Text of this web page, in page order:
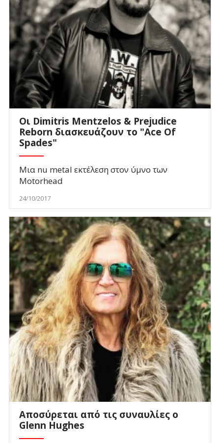
Οι Dimitris Mentzelos & Prejudice
Reborn διασκευάζουν το "Ace Of
Spades"
Μια nu metal εκτέλεση στον ύμνο των
Motorhead
24/10/2017
Αποσύρεται από τις συναυλίες ο
Glenn Hughes